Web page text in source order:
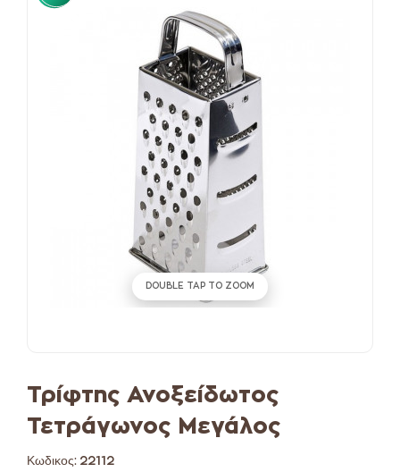
DOUBLE TAP TO ZOOM
Τρίφτης Ανοξείδωτος
Τετράγωνος Μεγάλος
Κωδικος: 22112